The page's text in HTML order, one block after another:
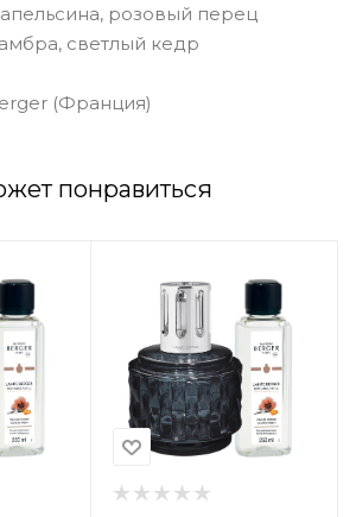
розовый перец
светлый кедр
(Франция)
понравиться